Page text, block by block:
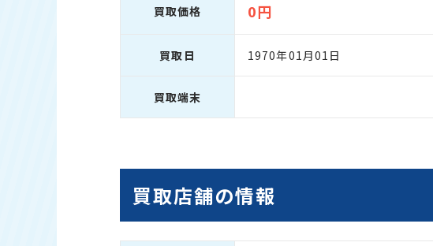
買取価格 0円
買取日 1970年01月01日
買取端末
買取店舗の情報